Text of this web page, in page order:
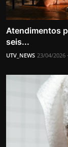
Atendimentos
seis...
UTV_NEWS 23/04/2026